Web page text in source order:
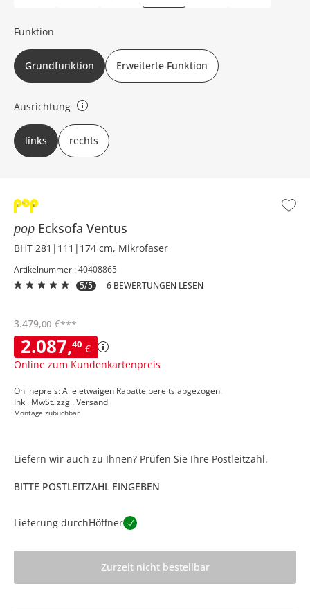
pop Ecksofa Ventus
BHT 281|111|174 cm, Mikrofaser
Artikelnummer : 40408865
5/5
6 BEWERTUNGEN LESEN
2.087,40 €
Online zum Kundenkartenpreis
3.479,00 €***
Onlinepreis: Alle etwaigen Rabatte bereits abgezogen.
Inkl. MwSt. zzgl.Versand
Montage zubuchbar
Funktion
Grundfunktion Erweiterte Funktion
Ausrichtung
rechts oder links bezieht sich auf die Draufsicht
links rechts
Liefern wir auch zu Ihnen? Prüfen Sie Ihre Postleitzahl.
BITTE POSTLEITZAHL EINGEBEN
Lieferung durchHöffner
Zurzeit nicht bestellbar